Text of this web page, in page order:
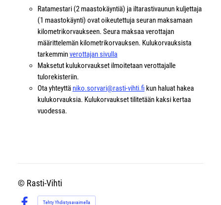
Ratamestari (2 maastokäyntiä) ja iltarastivaunun kuljettaja
(1 maastokäynti) ovat oikeutettuja seuran maksamaan
kilometrikorvaukseen. Seura maksaa verottajan
määrittelemän kilometrikorvauksen. Kulukorvauksista
tarkemminverottajan sivulla
Maksetut kulukorvaukset ilmoitetaan verottajalle
tulorekisteriin.
Ota yhteyttä niko.sorvari@rasti-vihti.fikun haluat hakea
kulukorvauksia. Kulukorvaukset tilitetään kaksi kertaa
vuodessa.
© Rasti-Vihti
Tehty Yhdistysavaimella